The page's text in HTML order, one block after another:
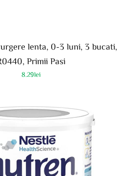
lenta, 0-3 luni, 3 bucati,
Primii Pasi
8.29lei